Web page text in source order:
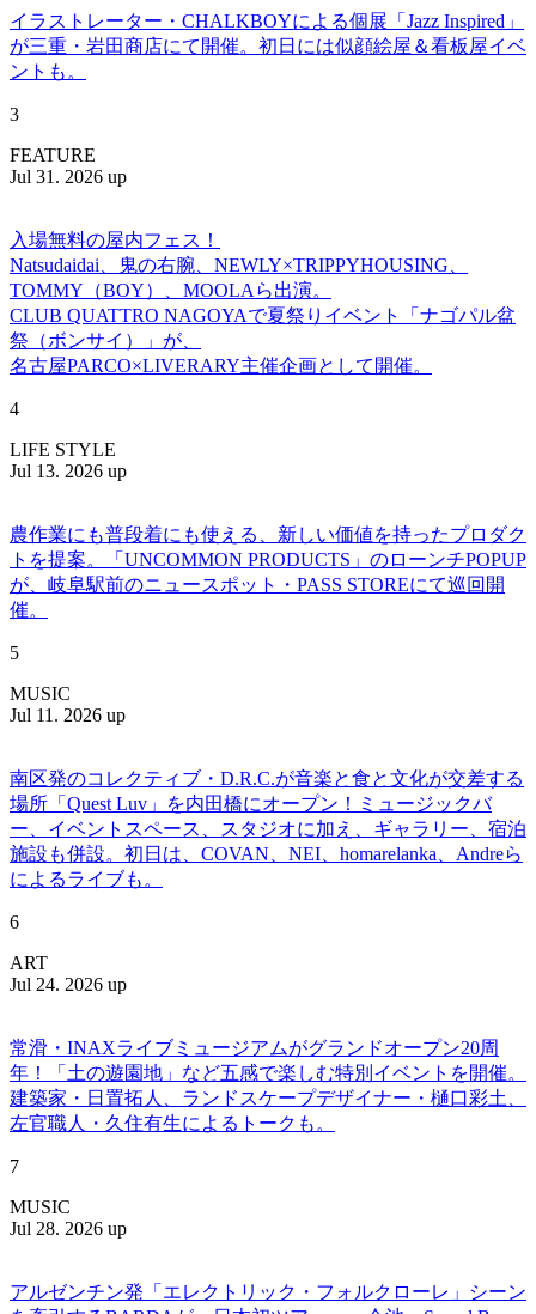
イラストレーター・CHALKBOYによる個展「Jazz Inspired」
が三重・岩田商店にて開催。初日には似顔絵屋＆看板屋イベ
ントも。
3
FEATURE
Jul 31. 2026 up
入場無料の屋内フェス！
Natsudaidai、鬼の右腕、NEWLY×TRIPPYHOUSING、
TOMMY（BOY）、MOOLAら出演。
CLUB QUATTRO NAGOYAで夏祭りイベント「ナゴパル盆
祭（ボンサイ）」が、
名古屋PARCO×LIVERARY主催企画として開催。
4
LIFE STYLE
Jul 13. 2026 up
農作業にも普段着にも使える、新しい価値を持ったプロダク
トを提案。「UNCOMMON PRODUCTS」のローンチPOPUP
が、岐阜駅前のニュースポット・PASS STOREにて巡回開
催。
5
MUSIC
Jul 11. 2026 up
南区発のコレクティブ・D.R.C.が⾳楽と⾷と⽂化が交差する
場所「Quest Luv」を内田橋にオープン！ミュージックバ
ー、イベントスペース、スタジオに加え、ギャラリー、宿泊
施設も併設。初日は、COVAN、NEI、homarelanka、Andreら
によるライブも。
6
ART
Jul 24. 2026 up
常滑・INAXライブミュージアムがグランドオープン20周
年！「土の遊園地」など五感で楽しむ特別イベントを開催。
建築家・日置拓人、ランドスケープデザイナー・樋口彩土、
左官職人・久住有生によるトークも。
7
MUSIC
Jul 28. 2026 up
アルゼンチン発「エレクトリック・フォルクローレ」シーン